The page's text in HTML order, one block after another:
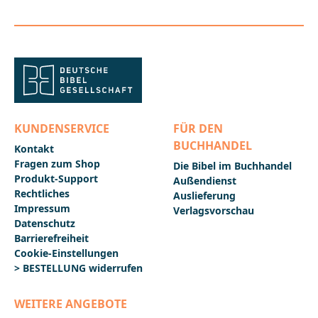
4131200 Estellaevd@verbodivino.es
KUNDENSERVICE
Kontakt
Fragen zum Shop
Produkt-Support
Rechtliches
Impressum
Datenschutz
Barrierefreiheit
Cookie-Einstellungen
> BESTELLUNG widerrufen
FÜR DEN
BUCHHANDEL
Die Bibel im Buchhandel
Außendienst
Auslieferung
Verlagsvorschau
WEITERE ANGEBOTE